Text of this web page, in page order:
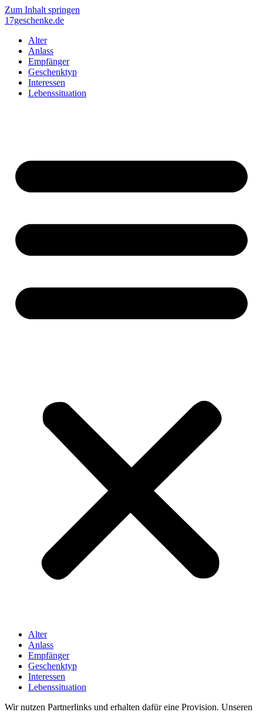
Zum Inhalt springen
17geschenke.de
Alter
Anlass
Empfänger
Geschenktyp
Interessen
Lebenssituation
Alter
Anlass
Empfänger
Geschenktyp
Interessen
Lebenssituation
Wir nutzen Partnerlinks und erhalten dafür eine Provision. Unseren